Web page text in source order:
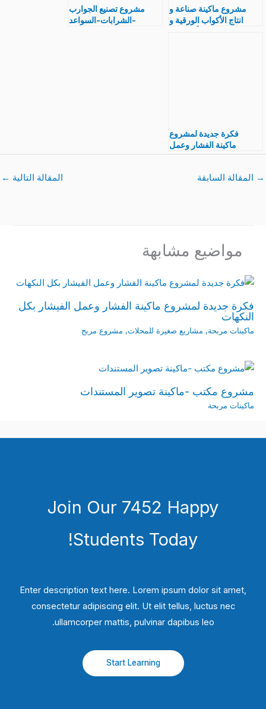
مشروع ماكينة صناعة و
انتاج الأكواب الورقية و
مشروع تصنيع الجوارب
-الشرابات-السواعد
فكرة جديدة لمشروع
ماكينة الفشار وعمل
الفيشار بكل النكهات
→ المقالة السابقة المقالة التالية ←
مواضيع مشابهة
فكرة جديدة لمشروع ماكينة الفشار وعمل الفيشار بكل
النكهات
ماكينات مربحة, مشاريع صغيرة للمحلات, مشروع مربح
مشروع مكتب -ماكينة تصوير المستندات
ماكينات مربحة
Join Our 7452 Happy
Students​ Today!
Enter description text here. Lorem ipsum dolor sit amet,
consectetur adipiscing elit. Ut elit tellus, luctus nec
ullamcorper mattis, pulvinar dapibus leo.​
Start Learning